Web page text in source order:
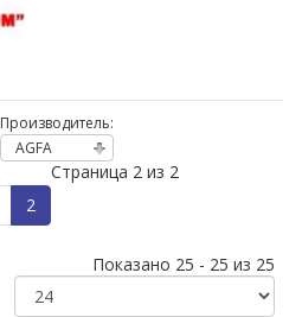
Производитель:
AGFA
2
Страница 2 из 2
Показано 25 - 25 из 25